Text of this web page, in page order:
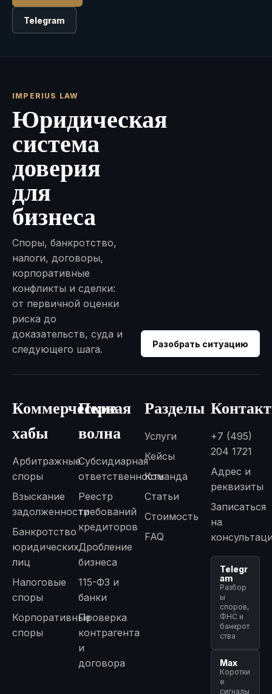
Telegram
IMPERIUS LAW
Юридическая
система
доверия
для
бизнеса
Споры, банкротство,
налоги, договоры,
корпоративные
конфликты и сделки:
от первичной оценки
риска до
доказательств, суда и
следующего шага.
Разобрать ситуацию
Коммерческие
хабы
Арбитражные
споры
Взыскание
задолженности
Банкротство
юридических
лиц
Налоговые
споры
Корпоративные
споры
Первая
волна
Субсидиарная
ответственность
Реестр
требований
кредиторов
Дробление
бизнеса
115-ФЗ и
банки
Проверка
контрагента
и
договора
Разделы
Услуги
Кейсы
Команда
Статьи
Стоимость
FAQ
+7 (495)
204 1721
Адрес и
реквизиты
Записаться
на
Telegr
am
Разбор
ы
споров,
ФНС и
банкрот
ства
Max
Коротки
е
сигналы